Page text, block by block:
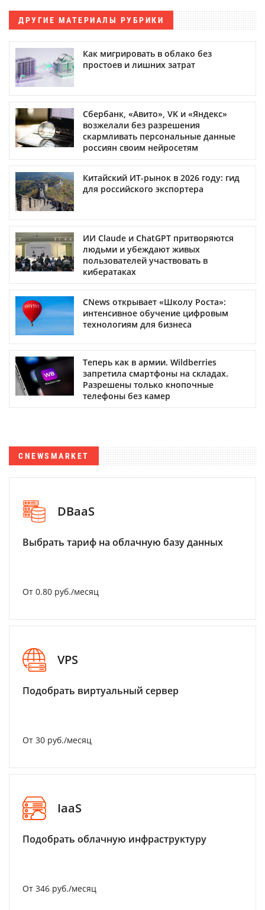
ДРУГИЕ МАТЕРИАЛЫ РУБРИКИ
Как мигрировать в облако без
простоев и лишних затрат
Сбербанк, «Авито», VK и «Яндекс»
возжелали без разрешения
скармливать персональные данные
россиян своим нейросетям
Китайский ИТ-рынок в 2026 году: гид
для российского экспортера
ИИ Claude и ChatGPT притворяются
людьми и убеждают живых
пользователей участвовать в
кибератаках
CNews открывает «Школу Роста»:
интенсивное обучение цифровым
технологиям для бизнеса
Теперь как в армии. Wildberries
запретила смартфоны на складах.
Разрешены только кнопочные
телефоны без камер
CNEWSMARKET
DBaaS
Выбрать тариф на облачную базу данных
От 0.80 руб./месяц
VPS
Подобрать виртуальный сервер
От 30 руб./месяц
IaaS
Подобрать облачную инфраструктуру
От 346 руб./месяц